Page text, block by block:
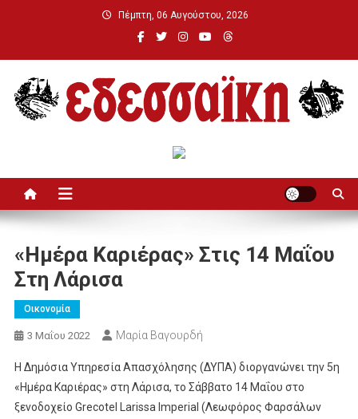
Πέμπτη, 06 Αυγούστου, 2026
«Ημέρα Καριέρας» Στις 14 Μαΐου
Στη Λάρισα
Οικονομία
3 Μαΐου 2022 Μαρία Βαγουρδή
Η Δημόσια Υπηρεσία Απασχόλησης (ΔΥΠΑ) διοργανώνει την 5η
«Ημέρα Καριέρας» στη Λάρισα, το Σάββατο 14 Μαΐου στο
ξενοδοχείο Grecotel Larissa Imperial (Λεωφόρος Φαρσάλων